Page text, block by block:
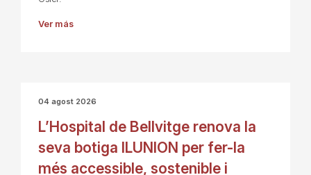
Ver más
04 agost 2026
L’Hospital de Bellvitge renova la
seva botiga ILUNION per fer-la
més accessible, sostenible i